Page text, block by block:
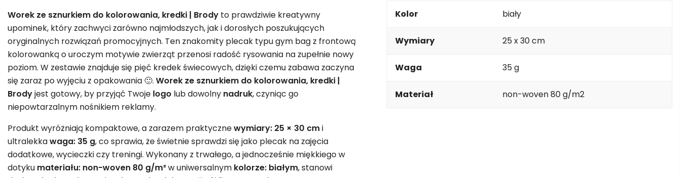
Worek ze sznurkiem do kolorowania, kredki | Brody to prawdziwie kreatywny
upominek, który zachwyci zarówno najmłodszych, jak i dorosłych poszukujących
oryginalnych rozwiązań promocyjnych. Ten znakomity plecak typu gym bag z frontową
kolorowanką o uroczym motywie zwierząt przenosi radość rysowania na zupełnie nowy
poziom. W zestawie znajduje się pięć kredek świecowych, dzięki czemu zabawa zaczyna
się zaraz po wyjęciu z opakowania 🙂. Worek ze sznurkiem do kolorowania, kredki |
Brodyjest gotowy, by przyjąć Twoje logo lub dowolny nadruk, czyniąc go
niepowtarzalnym nośnikiem reklamy.
Produkt wyróżniają kompaktowe, a zarazem praktycznewymiary: 25 × 30 cmi
ultralekkawaga: 35 g, co sprawia, że świetnie sprawdzi się jako plecak na zajęcia
dodatkowe, wycieczki czy treningi. Wykonany z trwałego, a jednocześnie miękkiego w
dotyku materiału: non-woven 80 g/m²w uniwersalnym kolorze: białym, stanowi
Kolor biały
Wymiary 25 x 30 cm
Waga 35 g
Materiał non-woven 80 g/m2